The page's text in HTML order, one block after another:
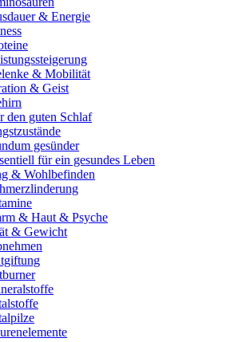
& Energie
& Mobilität
& Geist
den guten Schlaf
gesünder
für ein gesundes Leben
& Wohlbefinden
& Haut & Psyche
& Gewicht